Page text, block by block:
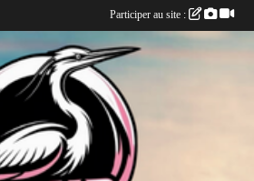
Participer au site :